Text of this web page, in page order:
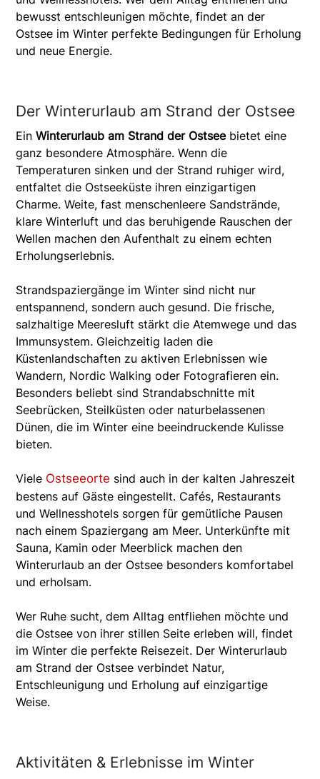
bewusst entschleunigen möchte, findet an der
Ostsee im Winter perfekte Bedingungen für Erholung
und neue Energie.
Der Winterurlaub am Strand der Ostsee
EinWinterurlaub am Strand der Ostseebietet eine
ganz besondere Atmosphäre. Wenn die
Temperaturen sinken und der Strand ruhiger wird,
entfaltet die Ostseeküste ihren einzigartigen
Charme. Weite, fast menschenleere Sandstrände,
klare Winterluft und das beruhigende Rauschen der
Wellen machen den Aufenthalt zu einem echten
Erholungserlebnis.
Strandspaziergänge im Winter sind nicht nur
entspannend, sondern auch gesund. Die frische,
salzhaltige Meeresluft stärkt die Atemwege und das
Immunsystem. Gleichzeitig laden die
Küstenlandschaften zu aktiven Erlebnissen wie
Wandern, Nordic Walking oder Fotografieren ein.
Besonders beliebt sind Strandabschnitte mit
Seebrücken, Steilküsten oder naturbelassenen
Dünen, die im Winter eine beeindruckende Kulisse
bieten.
Viele Ostseeorte sind auch in der kalten Jahreszeit
bestens auf Gäste eingestellt. Cafés, Restaurants
und Wellnesshotels sorgen für gemütliche Pausen
nach einem Spaziergang am Meer. Unterkünfte mit
Sauna, Kamin oder Meerblick machen den
Winterurlaub an der Ostsee besonders komfortabel
und erholsam.
Wer Ruhe sucht, dem Alltag entfliehen möchte und
die Ostsee von ihrer stillen Seite erleben will, findet
im Winter die perfekte Reisezeit. Der Winterurlaub
am Strand der Ostsee verbindet Natur,
Entschleunigung und Erholung auf einzigartige
Weise.
Aktivitäten & Erlebnisse im Winter